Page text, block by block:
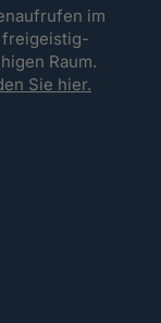
im
freigeistig-
Raum.
Sie hier.